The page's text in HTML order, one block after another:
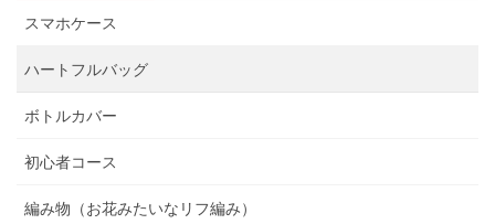
スマホケース
ハートフルバッグ
ボトルカバー
初心者コース
編み物（お花みたいなリフ編み）